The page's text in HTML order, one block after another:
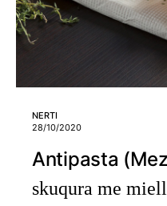
NERTI
28/10/2020
Antipasta
skuqura me